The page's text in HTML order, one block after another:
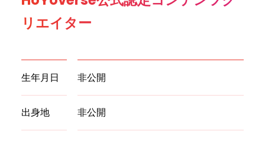
リエイター
生年月日 非公開
出身地 非公開